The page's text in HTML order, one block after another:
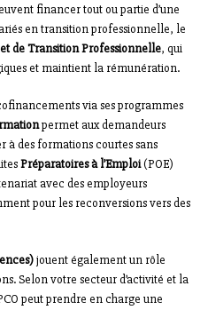
financer tout ou partie d’une
en transition professionnelle, le
de Transition Professionnelle, qui
et maintient la rémunération.
via ses programmes
permet aux demandeurs
à des formations courtes sans
Préparatoires à l’Emploi(POE)
avec des employeurs
pour les reconversions vers des
jouent également un rôle
Selon votre secteur d’activité et la
peut prendre en charge une